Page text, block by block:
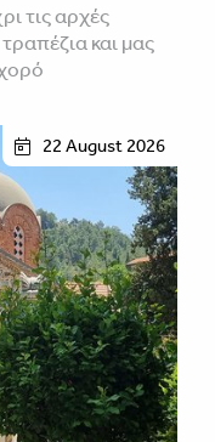
τις αρχές
και μας
22 August 2026